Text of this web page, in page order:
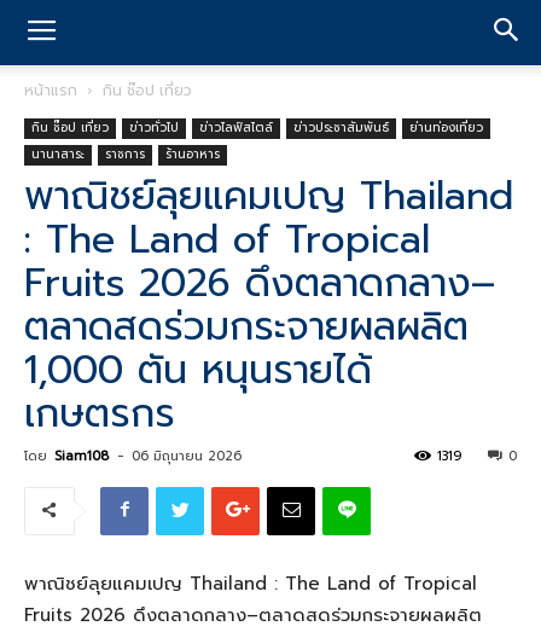
หน้าแรก กิน ช๊อป เที่ยว
กิน ช๊อป เที่ยว ข่าวทั่วไป ข่าวไลฟ์สไตล์ ข่าวประชาสัมพันธ์
ย่านท่องเที่ยว
นานาสาระ
ราชการ ร้านอาหาร
พาณิชย์ลุยแคมเปญ Thailand
: The Land of Tropical
Fruits 2026 ดึงตลาดกลาง–
ตลาดสดร่วมกระจายผลผลิต
1,000 ตัน หนุนรายได้
เกษตรกร
โดย Siam108 - 06 มิถุนายน 2026 0
1319
พาณิชย์ลุยแคมเปญ Thailand : The Land of Tropical
Fruits 2026 ดึงตลาดกลาง–ตลาดสดร่วมกระจายผลผลิต